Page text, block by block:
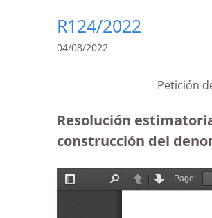
R124/2022
04/08/2022
Petición
Resolución
construcción del